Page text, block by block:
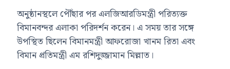
অনুষ্ঠানস্থলে পৌঁছার পর এলজিআরডিমন্ত্রী পরিত্যক্ত
বিমানবন্দর এলাকা পরিদর্শন করেন। এ সময় তার সঙ্গে
উপস্থিত ছিলেন বিমানমন্ত্রীআফরোজা খানম রিতা এবং
বিমান প্রতিমন্ত্রীএম রশিদুজ্জামান মিল্লাত।